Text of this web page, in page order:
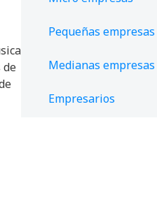
de
Pequeñas empresas
Medianas empresas
Empresarios